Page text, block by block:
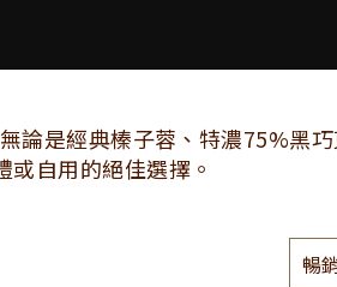
論是經典榛子蓉、特濃75%黑
自用的絕佳選擇。
類